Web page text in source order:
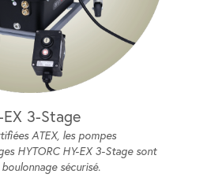
EX 3-Stage
ATEX, les pompes
HYTORC HY-EX 3-Stage sont
sécurisé.